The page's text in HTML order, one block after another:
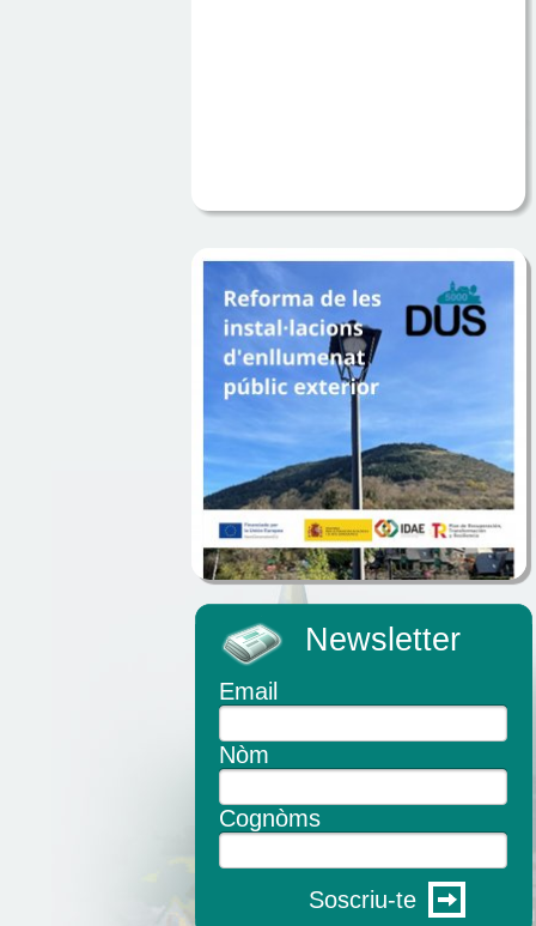
Newsletter
Email
Nòm
Cognòms
Soscriu-te